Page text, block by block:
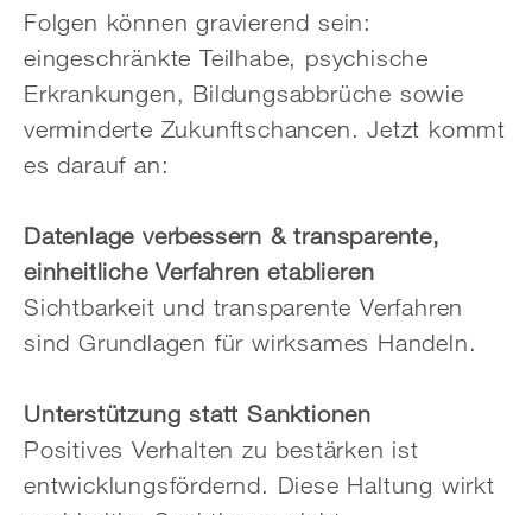
Folgen können gravierend sein:
eingeschränkte Teilhabe, psychische
Erkrankungen, Bildungsabbrüche sowie
verminderte Zukunftschancen. Jetzt kommt
es darauf an:
Datenlage verbessern & transparente,
einheitliche Verfahren etablieren
Sichtbarkeit und transparente Verfahren
sind Grundlagen für wirksames Handeln.
Unterstützung statt Sanktionen
Positives Verhalten zu bestärken ist
entwicklungsfördernd. Diese Haltung wirkt